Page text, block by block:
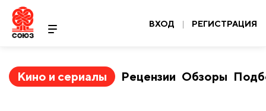
ВХОД | РЕГИСТРАЦИЯ
Кино и сериалы Рецензии Обзоры